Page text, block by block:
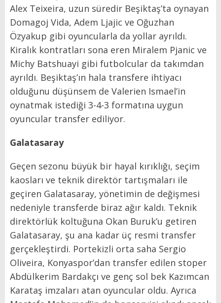
Alex Teixeira, uzun süredir Beşiktaş’ta oynayan
Domagoj Vida, Adem Ljajic ve Oğuzhan
Özyakup gibi oyuncularla da yollar ayrıldı.
Kiralık kontratları sona eren Miralem Pjanic ve
Michy Batshuayi gibi futbolcular da takımdan
ayrıldı. Beşiktaş’ın hala transfere ihtiyacı
olduğunu düşünsem de Valerien Ismael’in
oynatmak istediği 3-4-3 formatına uygun
oyuncular transfer ediliyor.
Galatasaray
Geçen sezonu büyük bir hayal kırıklığı, seçim
kaosları ve teknik direktör tartışmaları ile
geçiren Galatasaray, yönetimin de değişmesi
nedeniyle transferde biraz ağır kaldı. Teknik
direktörlük koltuğuna Okan Buruk’u getiren
Galatasaray, şu ana kadar üç resmi transfer
gerçekleştirdi. Portekizli orta saha Sergio
Oliveira, Konyaspor’dan transfer edilen stoper
Abdülkerim Bardakçı ve genç sol bek Kazımcan
Karataş imzaları atan oyuncular oldu. Ayrıca